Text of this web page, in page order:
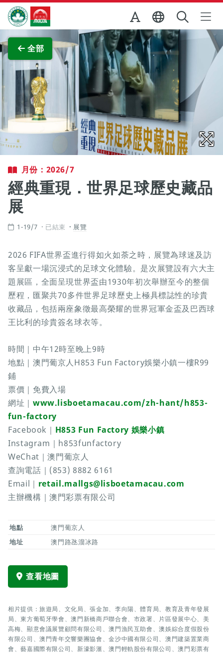
跳至主内容
澳門特別行政區政府旅遊局
全部
查看原圖
月份：2026/7
經典重現．世界足球歷史藏品
展
1-19/7 已結束 展覽
2026 FIFA世界盃進行得如火如荼之時，展覽為球迷及訪
客呈獻一場沉浸式的足球文化體驗。是次展覽設有六大主
題展區，全面呈現世界盃由1930年初次舉辦至今的整個
歷程，匯聚共70多件世界足球歷史上極具標誌性的珍貴
收藏品，包括兩座象徵最高榮耀的世界冠軍金盃及巴西球
王比利的珍貴簽名球衣等。
時間｜中午12時至晚上9時
地點｜澳門葡京人H853 Fun Factory娛樂小鎮一樓R99
鋪
票價｜免費入場
網址｜ www.lisboetamacau.com/zh-hant/h853-
fun-factory
Facebook｜ H853 Fun Factory 娛樂小鎮
Instagram｜h853funfactory
WeChat｜澳門葡京人
查詢電話｜(853) 8882 6161
Email｜ retail.mallgs@lisboetamacau.com
主辦機構｜澳門彩票有限公司
地點
澳門葡京人
地址
澳門路氹溜冰路
查看地圖
相片提供：旅遊局、文化局、張金加、李向陽、體育局、教育及青年發展
局、東方葡萄牙學會、澳門新橋商戶聯合會、市政署、片區發展中心、美
高梅、顯意會議展覽顧問有限公司、澳門漁民互助會、澳娛綜合度假股份
有限公司、澳門青年交響樂團協會、金沙中國有限公司、澳門建築置業商
會、藝嘉國際有限公司、新濠影滙、澳門輕軌股份有限公司、澳門彩票有